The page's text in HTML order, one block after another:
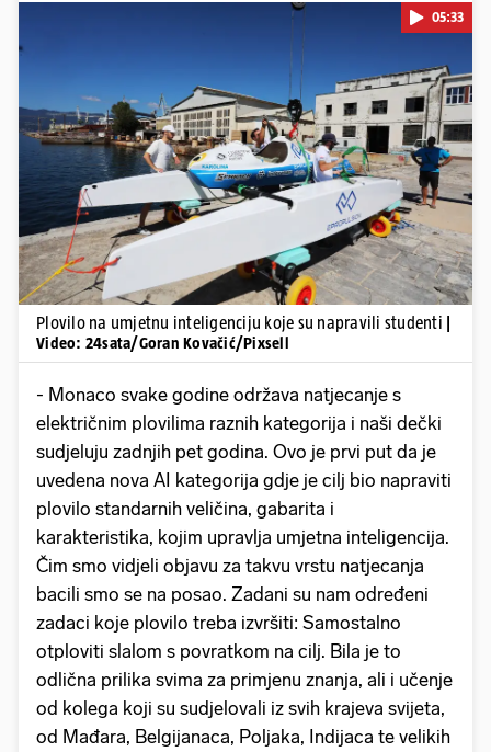
Pokretanje videa...
05:33
Plovilo na umjetnu inteligenciju koje su napravili studenti
Video: 24sata/Goran Kovačić/Pixsell
- Monaco svake godine održava natjecanje s
električnim plovilima raznih kategorija i naši dečki
sudjeluju zadnjih pet godina. Ovo je prvi put da je
uvedena nova AI kategorija gdje je cilj bio napraviti
plovilo standarnih veličina, gabarita i
karakteristika, kojim upravlja umjetna inteligencija.
Čim smo vidjeli objavu za takvu vrstu natjecanja
bacili smo se na posao. Zadani su nam određeni
zadaci koje plovilo treba izvršiti: Samostalno
otploviti slalom s povratkom na cilj. Bila je to
odlična prilika svima za primjenu znanja, ali i učenje
od kolega koji su sudjelovali iz svih krajeva svijeta,
od Mađara, Belgijanaca, Poljaka, Indijaca te velikih